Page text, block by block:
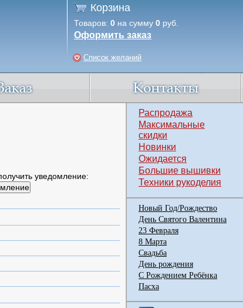
Корзина
Товаров: 0 на сумму 0 руб.
Оформить заказ
Список желаний
уведомление:
Распродажа
Максимальные
скидки
Новинки
Ожидается
Большие вышивки
Техники рукоделия
Новый Год/Рождество
День Святого Валентина
23 Февраля
8 Марта
Свадьба
День рождения
С Рождением Ребёнка
Пасха